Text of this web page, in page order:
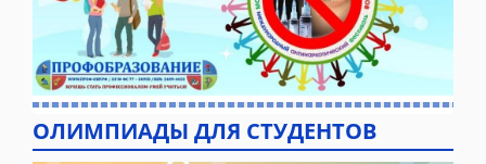
ОЛИМПИАДЫ ДЛЯ СТУДЕНТОВ